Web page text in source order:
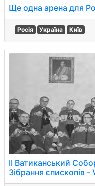
Ще одна арена для
Росія Україна Київ
ІІ Ватиканський
Зібрання єпископів